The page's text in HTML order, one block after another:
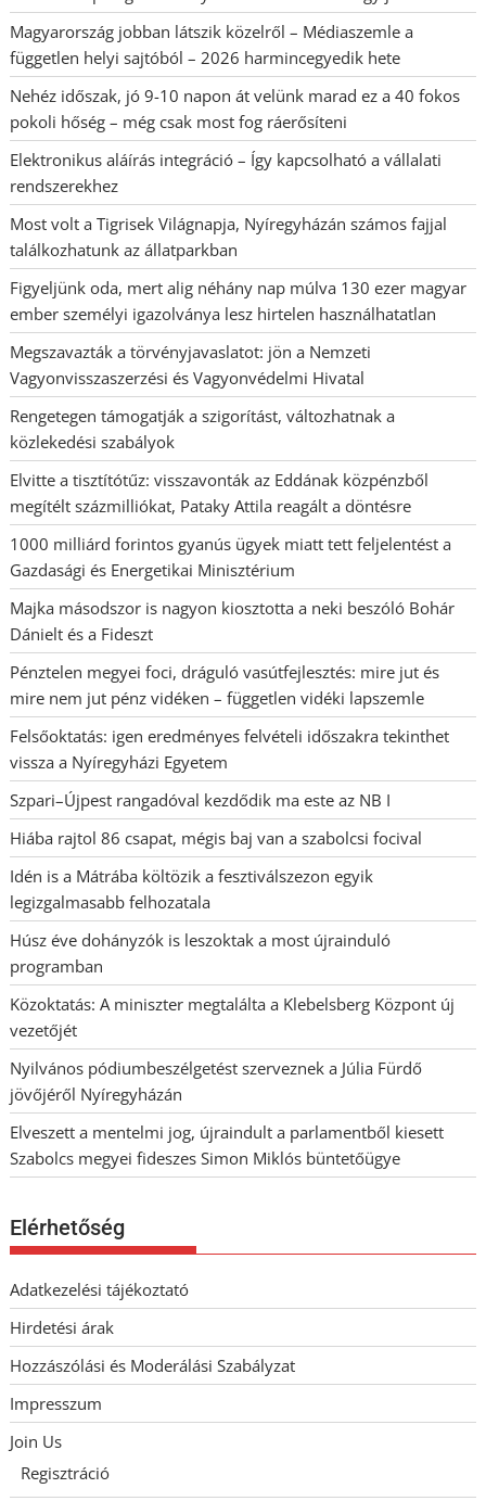
Magyarország jobban látszik közelről – Médiaszemle a
független helyi sajtóból – 2026 harmincegyedik hete
Nehéz időszak, jó 9-10 napon át velünk marad ez a 40 fokos
pokoli hőség – még csak most fog ráerősíteni
Elektronikus aláírás integráció – Így kapcsolható a vállalati
rendszerekhez
Most volt a Tigrisek Világnapja, Nyíregyházán számos fajjal
találkozhatunk az állatparkban
Figyeljünk oda, mert alig néhány nap múlva 130 ezer magyar
ember személyi igazolványa lesz hirtelen használhatatlan
Megszavazták a törvényjavaslatot: jön a Nemzeti
Vagyonvisszaszerzési és Vagyonvédelmi Hivatal
Rengetegen támogatják a szigorítást, változhatnak a
közlekedési szabályok
Elvitte a tisztítótűz: visszavonták az Eddának közpénzből
megítélt százmilliókat, Pataky Attila reagált a döntésre
1000 milliárd forintos gyanús ügyek miatt tett feljelentést a
Gazdasági és Energetikai Minisztérium
Majka másodszor is nagyon kiosztotta a neki beszóló Bohár
Dánielt és a Fideszt
Pénztelen megyei foci, dráguló vasútfejlesztés: mire jut és
mire nem jut pénz vidéken – független vidéki lapszemle
Felsőoktatás: igen eredményes felvételi időszakra tekinthet
vissza a Nyíregyházi Egyetem
Szpari–Újpest rangadóval kezdődik ma este az NB I
Hiába rajtol 86 csapat, mégis baj van a szabolcsi focival
Idén is a Mátrába költözik a fesztiválszezon egyik
legizgalmasabb felhozatala
Húsz éve dohányzók is leszoktak a most újrainduló
programban
Közoktatás: A miniszter megtalálta a Klebelsberg Központ új
vezetőjét
Nyilvános pódiumbeszélgetést szerveznek a Júlia Fürdő
jövőjéről Nyíregyházán
Elveszett a mentelmi jog, újraindult a parlamentből kiesett
Szabolcs megyei fideszes Simon Miklós büntetőügye
Elérhetőség
Adatkezelési tájékoztató
Hirdetési árak
Hozzászólási és Moderálási Szabályzat
Impresszum
Join Us
Regisztráció